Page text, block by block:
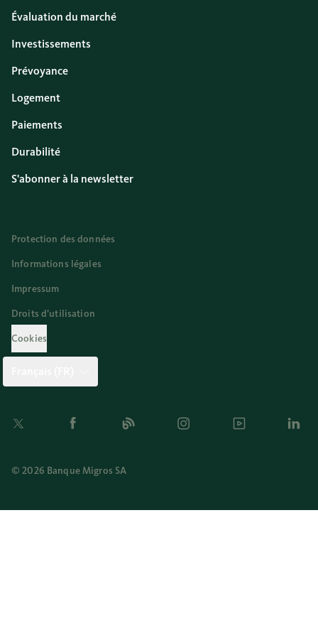
Évaluation du marché
Investissements
Prévoyance
Logement
Paiements
Durabilité
S'abonner à la newsletter
Protection des données
Informations légales
Impressum
Droits d’utilisation
Cookies
Twitter Facebook Blog Instagram Youtube
© 2026 Banque Migros SA